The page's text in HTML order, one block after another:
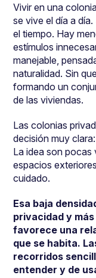
Vivir en una
se vive el día a
el tiempo. Hay
estímulos
manejable,
naturalidad. Sin
formando un
de las viviendas.
Las colonias
decisión muy clara:
La idea son pocas
espacios
cuidado.
Esa baja
privacidad y
favorece una
que se habita.
recorridos
entender y de